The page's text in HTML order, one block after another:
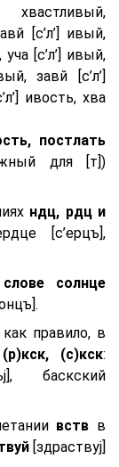
хвастливый,
[с’л’] ивый,
[с’л’] ивый,
завй [с’л’]
ивость, хва
постлать
для [т])
ндц, рдц и
[с’ерцъ],
слове солнце
правило, в
(с)кск:
баскский
вств в
[здраствуj]